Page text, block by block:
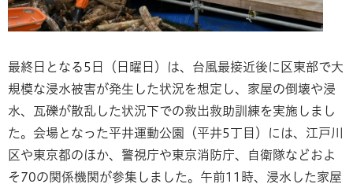
最終日となる5日（日曜日）は、台風最接近後に区東部で大
規模な浸水被害が発生した状況を想定し、家屋の倒壊や浸
水、瓦礫が散乱した状況下での救出救助訓練を実施しまし
た。会場となった平井運動公園（平井5丁目）には、江戸川
区や東京都のほか、警視庁や東京消防庁、自衛隊などおよ
そ70の関係機関が参集しました。午前11時、浸水した家屋